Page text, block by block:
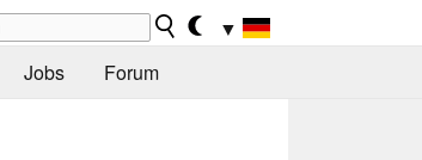
▼
Jobs Forum